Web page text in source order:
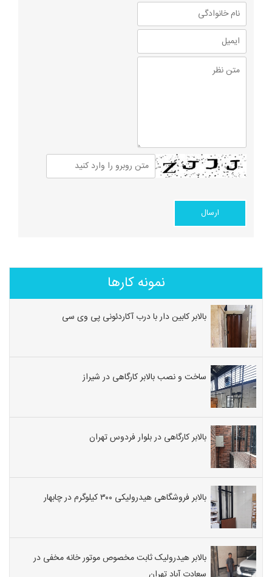
نمونه کارها
بالابر کابین دار با درب آکاردئونی پی وی سی
ساخت و نصب بالابر کارگاهی در شیراز
بالابر کارگاهی در بلوار فردوس تهران
بالابر فروشگاهی هیدرولیکی ۳۰۰ کیلوگرم در چابهار
بالابر هیدرولیک ثابت مخصوص موتور خانه مخفی در